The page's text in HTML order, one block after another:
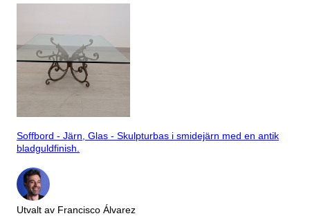
Soffbord - Järn, Glas - Skulpturbas i smidejärn med en antik
bladguldfinish.
Utvalt av Francisco Álvarez